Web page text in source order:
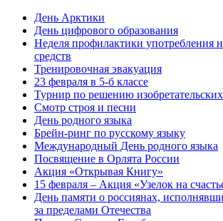
День Арктики
День цифрового образования
Неделя профилактики употребления
средств
Тренировочная эвакуация
23 февраля в 5-б классе
Турнир по решению изобретательских
Смотр строя и песни
День родного языка
Брейн-ринг по русскому языку
Международный День родного языка
Посвящение в Орлята России
Акция «Открывая Книгу»
15 февраля – Акция «Узелок на
День памяти о россиянах,
за пределами Отечества